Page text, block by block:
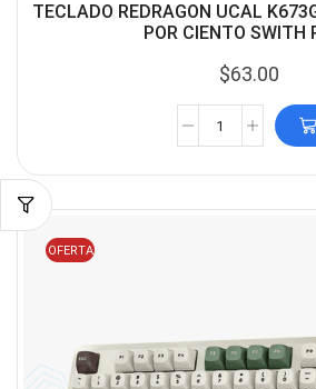
TECLADO REDRAGON UCAL
POR CIENTO SWITH
$63.00
OFERTA